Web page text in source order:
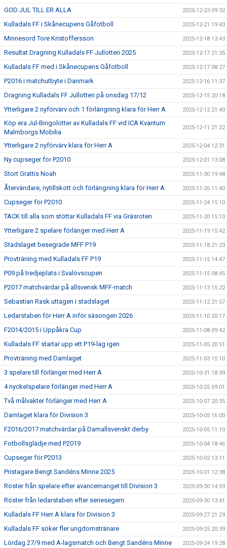
GOD JUL TILL ER ALLA 2025-12-23 09:32
Kulladals FF i Skånecupens Gåfotboll 2025-12-21 19:43
Minnesord Tore Kristoffersson 2025-12-18 13:43
Resultat Dragning Kulladals FF Jullotteri 2025 2025-12-17 21:35
Kulladals FF med i Skånecupens Gåfotboll 2025-12-17 08:27
P2016 i matchutbyte i Danmark 2025-12-16 11:37
Dragning Kulladals FF Jullotteri på onsdag 17/12 2025-12-15 20:18
Ytterligare 2 nyförvärv och 1 förlängning klara för Herr A 2025-12-12 21:40
Köp era Jul-Bingolotter av Kulladals FF vid ICA Kvantum
Malmborgs Mobilia
2025-12-11 21:22
Ytterligare 2 nyförvärv klara för Herr A 2025-12-04 12:31
Ny cupseger för P2010 2025-12-01 13:08
Stort Grattis Noah 2025-11-30 19:48
Återvändare, nytillskott och förlängning klara för Herr A 2025-11-26 11:40
Cupseger för P2010 2025-11-24 15:10
TACK till alla som stöttar Kulladals FF via Gräsroten 2025-11-20 15:10
Ytterligare 2 spelare förlänger med Herr A 2025-11-19 15:42
Stadslaget besegrade MFF P19 2025-11-18 21:23
Provträning med Kulladals FF P19 2025-11-15 14:47
P09 på tredjeplats i Svalövscupen 2025-11-15 08:45
P2017 matchvärdar på allsvensk MFF-match 2025-11-13 15:22
Sebastian Rask uttagen i stadslaget 2025-11-12 21:57
Ledarstaben för Herr A inför säsongen 2026 2025-11-10 20:17
F2014/2015 i Uppåkra Cup 2025-11-08 09:42
Kulladals FF startar upp ett P19-lag igen 2025-11-05 20:51
Provträning med Damlaget 2025-11-03 15:10
3 spelare till förlänger med Herr A 2025-10-31 18:39
4 nyckelspelare förlänger med Herr A 2025-10-25 09:01
Två målvakter förlänger med Herr A 2025-10-07 20:35
Damlaget klara för Division 3 2025-10-05 16:00
F2016/2017 matchvärdar på Damallsvenskt derby 2025-10-05 11:10
Fotbollsglädje med P2019 2025-10-04 18:46
Cupseger för P2013 2025-10-02 13:11
Pristagare Bengt Sandéns Minne 2025 2025-10-01 12:38
Röster från spelare efter avancemanget till Division 3 2025-09-30 14:59
Röster från ledarstaben efter seriesegern 2025-09-30 13:41
Kulladals FF Herr A klara för Division 3 2025-09-27 21:29
Kulladals FF söker fler ungdomstränare 2025-09-25 20:39
Lördag 27/9 med A-lagsmatch och Bengt Sandéns Minne 2025-09-24 19:28